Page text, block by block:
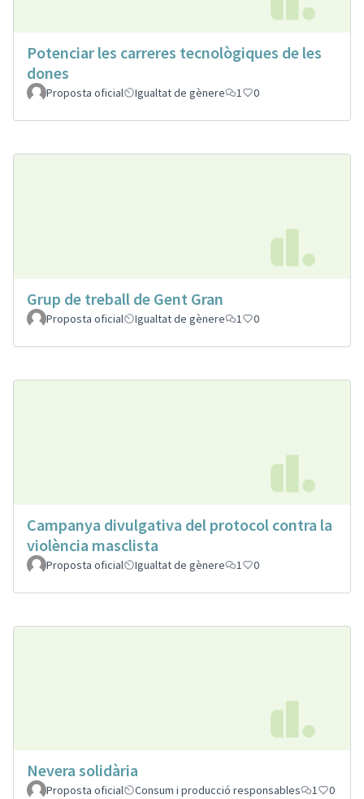
Potenciar les carreres tecnològiques de les
dones
Proposta oficial Igualtat de gènere 1 0
Grup de treball de Gent Gran
Proposta oficial Igualtat de gènere 1 0
Campanya divulgativa del protocol contra la
violència masclista
Proposta oficial Igualtat de gènere 1 0
Nevera solidària
Proposta oficial Consum i producció responsables 1 0